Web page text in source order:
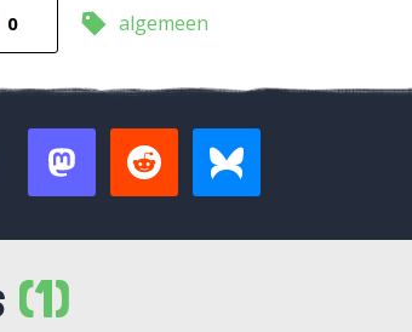
0 algemeen
(1)